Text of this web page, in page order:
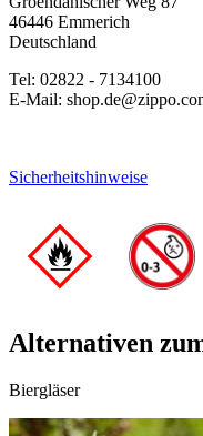
46446 Emmerich
Deutschland
Tel: 02822 - 7134100
E-Mail:
Sicherheitshinweise
Alternativen
Biergläser